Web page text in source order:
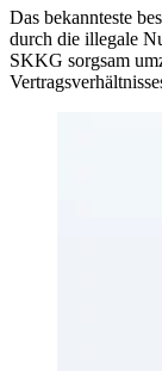
Das bekannteste
durch die illegale
SKKG sorgsam